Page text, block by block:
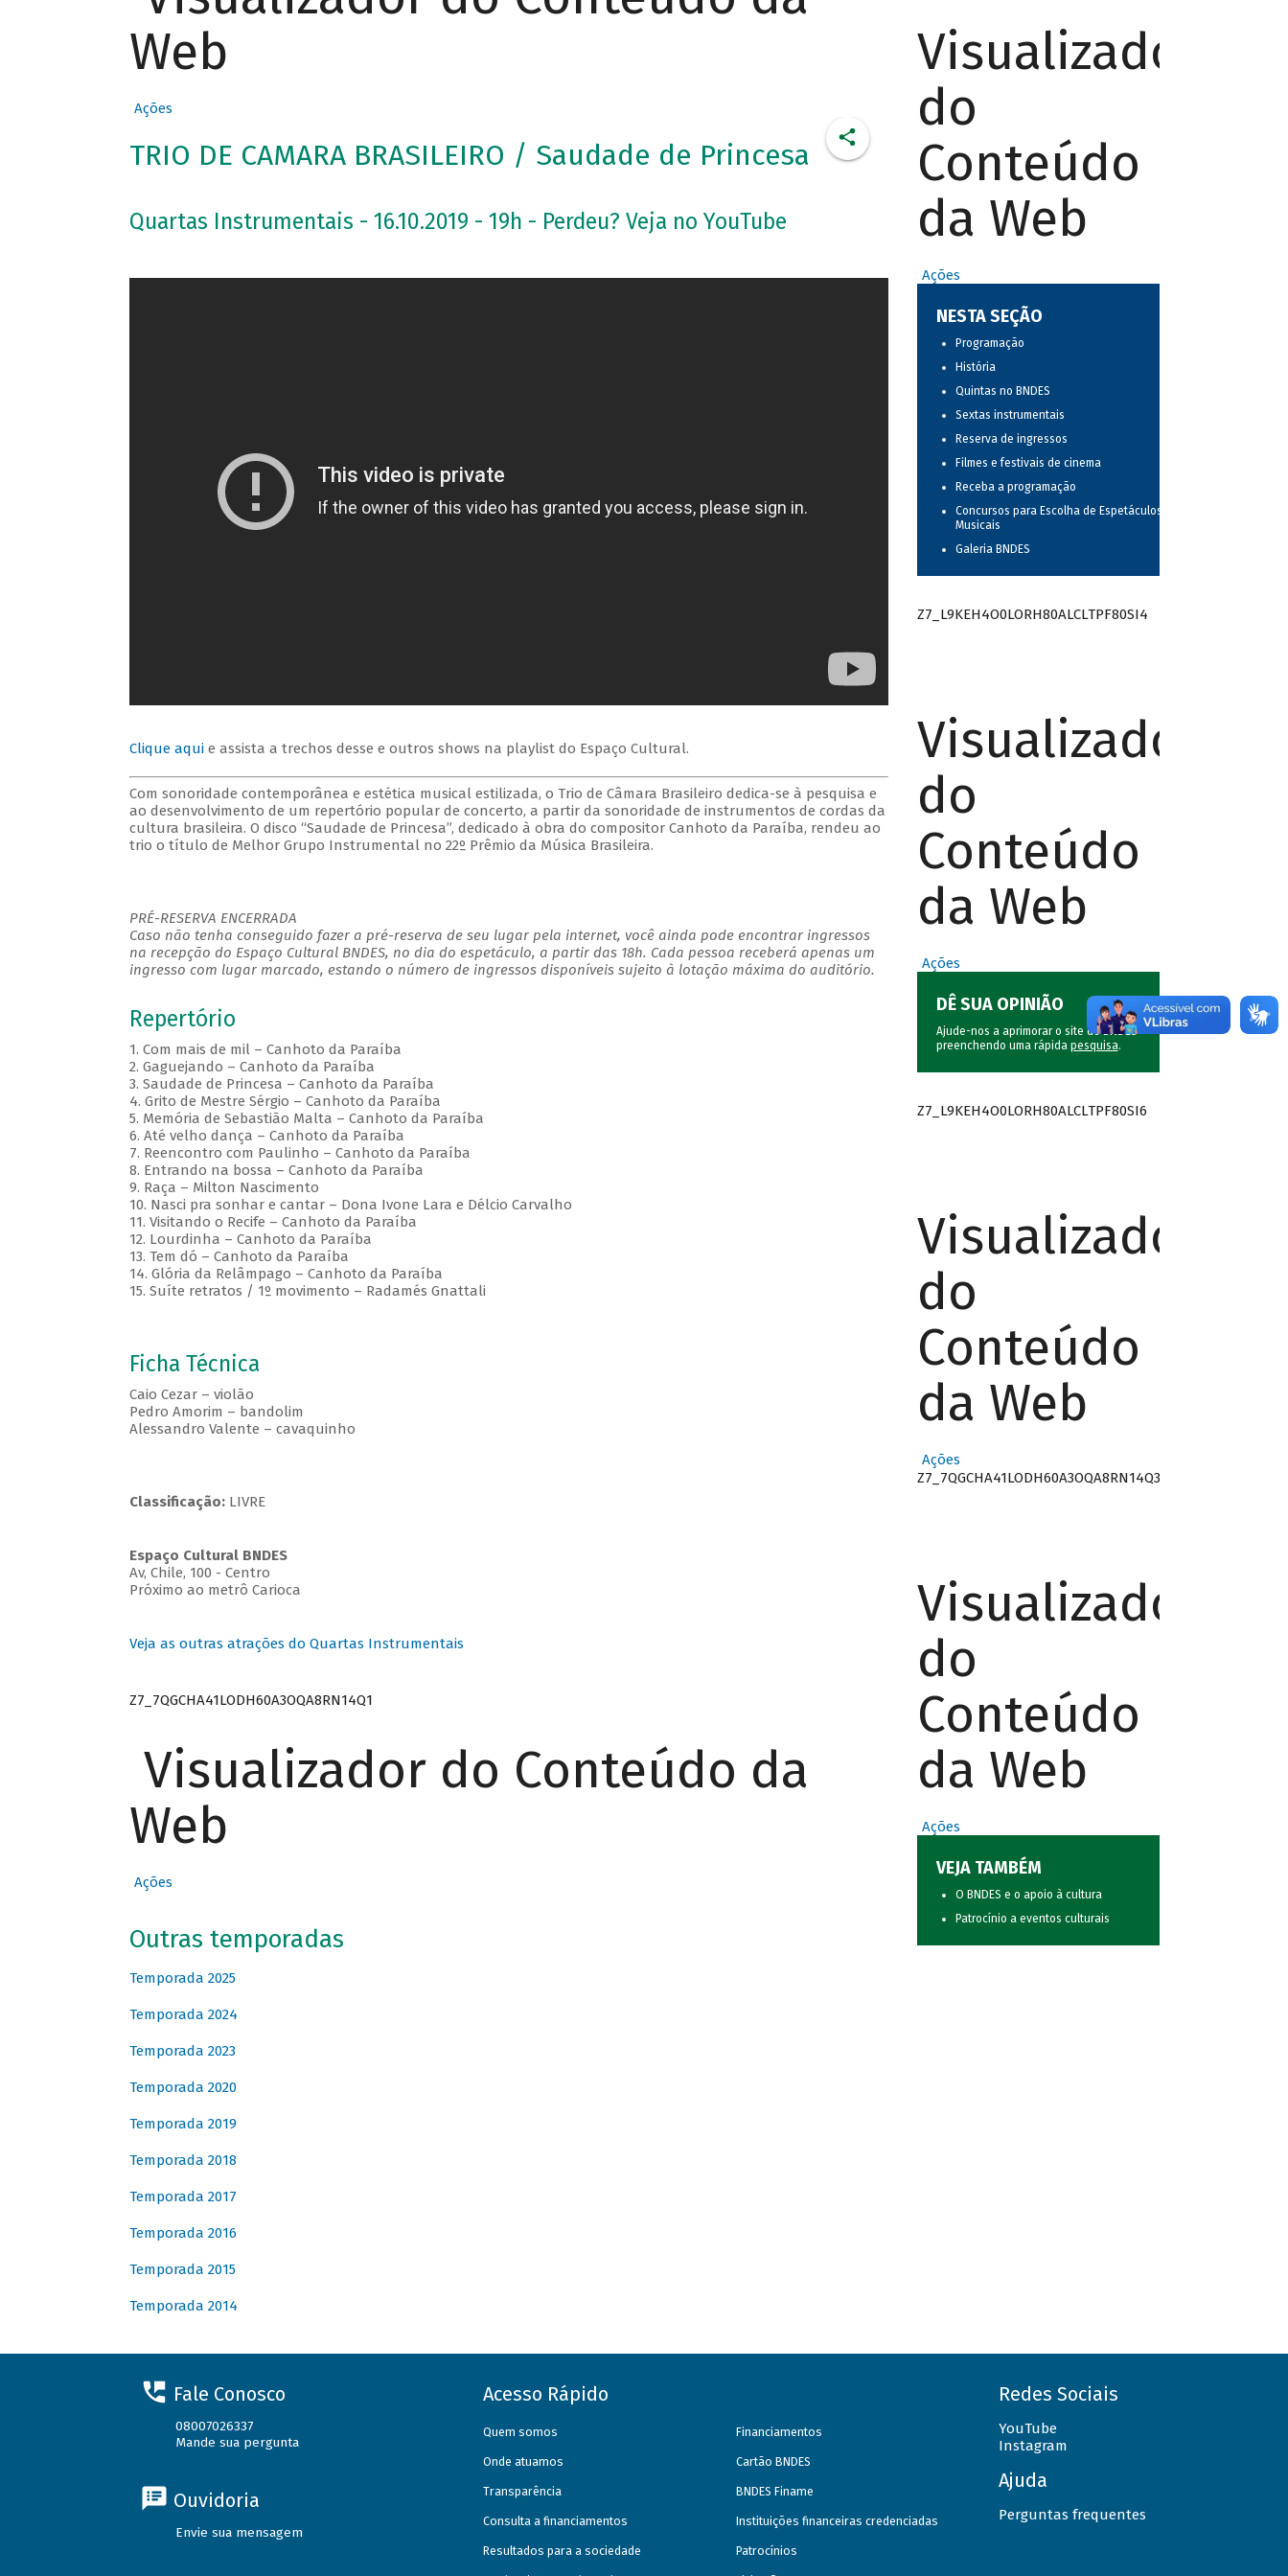
Web
Ações
TRIO DE CAMARA BRASILEIRO / Saudade de Princesa
Quartas Instrumentais - 16.10.2019 - 19h - Perdeu? Veja no YouTube
Clique aquie assista a trechos desse e outros shows na playlist do Espaço Cultural.
Com sonoridade contemporânea e estética musical estilizada, o Trio de Câmara Brasileiro dedica-se à pesquisa e
ao desenvolvimento de um repertório popular de concerto, a partir da sonoridade de instrumentos de cordas da
cultura brasileira. O disco “Saudade de Princesa”, dedicado à obra do compositor Canhoto da Paraíba, rendeu ao
trio o título de Melhor Grupo Instrumental no 22º Prêmio da Música Brasileira.
PRÉ-RESERVA ENCERRADA
Caso não tenha conseguido fazer a pré-reserva de seu lugar pela internet, você ainda pode encontrar ingressos
na recepção do Espaço Cultural BNDES, no dia do espetáculo, a partir das 18h. Cada pessoa receberá apenas um
ingresso com lugar marcado, estando o número de ingressos disponíveis sujeito à lotação máxima do auditório.
Repertório
1. Com mais de mil – Canhoto da Paraíba
2. Gaguejando – Canhoto da Paraíba
3. Saudade de Princesa – Canhoto da Paraíba
4. Grito de Mestre Sérgio – Canhoto da Paraíba
5. Memória de Sebastião Malta – Canhoto da Paraíba
6. Até velho dança – Canhoto da Paraíba
7. Reencontro com Paulinho – Canhoto da Paraíba
8. Entrando na bossa – Canhoto da Paraíba
9. Raça – Milton Nascimento
10. Nasci pra sonhar e cantar – Dona Ivone Lara e Délcio Carvalho
11. Visitando o Recife – Canhoto da Paraíba
12. Lourdinha – Canhoto da Paraíba
13. Tem dó – Canhoto da Paraíba
14. Glória da Relâmpago – Canhoto da Paraíba
15. Suíte retratos / 1º movimento – Radamés Gnattali
Ficha Técnica
Caio Cezar – violão
Pedro Amorim – bandolim
Alessandro Valente – cavaquinho
Classificação: LIVRE
Espaço Cultural BNDES
Av, Chile, 100 - Centro
Próximo ao metrô Carioca
Veja as outras atrações do Quartas Instrumentais
Z7_7QGCHA41LODH60A3OQA8RN14Q1
Visualizador do Conteúdo da
Web
Ações
Outras temporadas
Temporada 2025
Temporada 2024
Temporada 2023
Temporada 2020
Temporada 2019
Temporada 2018
Temporada 2017
Temporada 2016
Temporada 2015
Temporada 2014
Visualizador
do
Conteúdo
da Web
Ações
NESTA SEÇÃO
Programação
História
Quintas no BNDES
Sextas instrumentais
Reserva de ingressos
Filmes e festivais de cinema
Receba a programação
Concursos para Escolha de Espetáculos
Musicais
Galeria BNDES
Z7_L9KEH4O0LORH80ALCLTPF80SI4
Visualizador
do
Conteúdo
da Web
Ações
DÊ SUA OPINIÃO
Ajude-nos a aprimorar o site do BNDES
preenchendo uma rápida pesquisa.
Z7_L9KEH4O0LORH80ALCLTPF80SI6
Visualizador
do
Conteúdo
da Web
Ações
Z7_7QGCHA41LODH60A3OQA8RN14Q3
Visualizador
do
Conteúdo
da Web
Ações
VEJA TAMBÉM
O BNDES e o apoio à cultura
Patrocínio a eventos culturais
Fale Conosco
08007026337
Mande sua pergunta
Ouvidoria
Envie sua mensagem
Acesso Rápido
Quem somos
Onde atuamos
Transparência
Consulta a financiamentos
Resultados para a sociedade
Financiamentos
Cartão BNDES
BNDES Finame
Instituições financeiras credenciadas
Patrocínios
Redes Sociais
YouTube
Instagram
Ajuda
Perguntas frequentes